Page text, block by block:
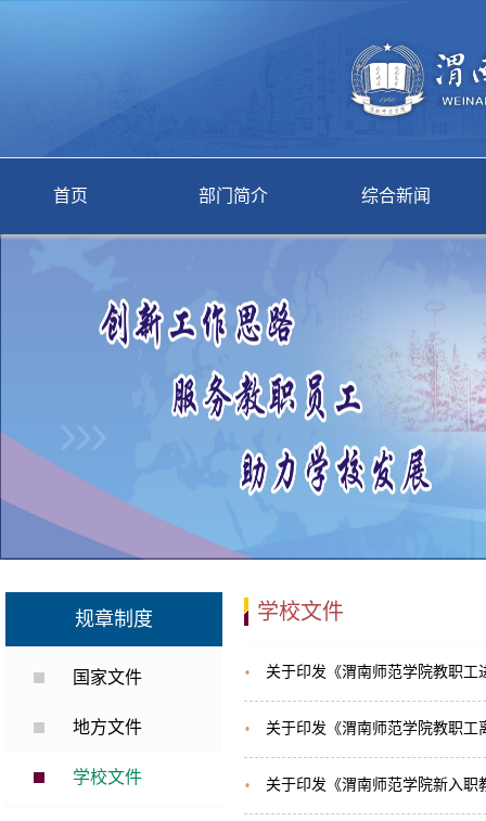
首页 部门简介 综合新闻
规章制度
国家文件
地方文件
学校文件
学校文件
关于印发《渭南师范学院教职
关于印发《渭南师范学院教职
关于印发《渭南师范学院新入